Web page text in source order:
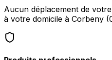
Aucun déplacement de
à votre domicile à Corbeny